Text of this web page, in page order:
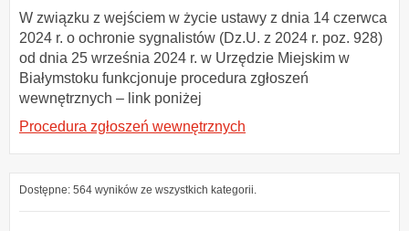
W związku z wejściem w życie ustawy z dnia 14 czerwca
2024 r. o ochronie sygnalistów (Dz.U. z 2024 r. poz. 928)
od dnia 25 września 2024 r. w Urzędzie Miejskim w
Białymstoku funkcjonuje procedura zgłoszeń
wewnętrznych – link poniżej
Procedura zgłoszeń wewnętrznych
Dostępne: 564 wyników ze wszystkich kategorii.